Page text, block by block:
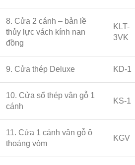
8. Cửa 2 cánh – bản lề
thủy lực vách kính nan
đồng
KLT-
3VK
9. Cửa thép Deluxe KD-1
10. Cửa sổ thép vân gỗ 1
cánh
KS-1
11. Cửa 1 cánh vân gỗ ô
thoáng vòm
KGV